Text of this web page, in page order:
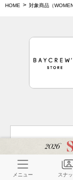
HOME 対象商品（WOMEN
メニュー スナ